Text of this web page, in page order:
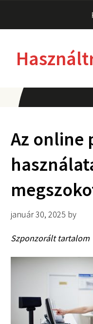
Az online
január 30, 2025 by
Szponzorált tartalom